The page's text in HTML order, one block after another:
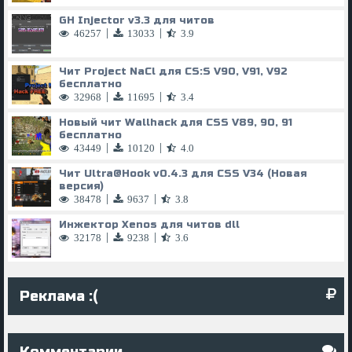
GH Injector v3.3 для читов
46257 13033 3.9
Чит Project NaCl для CS:S V90, V91, V92
бесплатно
32968 11695 3.4
Новый чит Wallhack для CSS V89, 90, 91
бесплатно
43449 10120 4.0
Чит Ultra@Hook v0.4.3 для CSS V34 (Новая
версия)
38478 9637 3.8
Инжектор Xenos для читов dll
32178 9238 3.6
Реклама :(